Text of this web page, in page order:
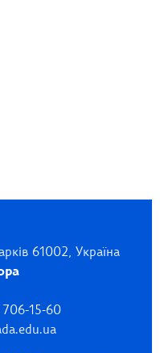
61002, Україна
15-60